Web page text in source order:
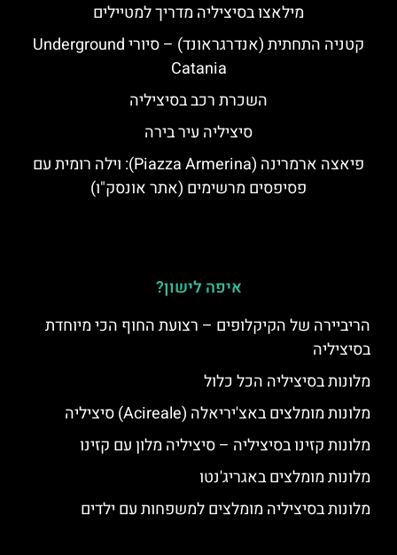
מילאצו בסיציליה מדריך למטיילים
קטניה התחתית (אנדרגראונד) – סיורי Underground
Catania
השכרת רכב בסיציליה
סיציליה עיר בירה
פיאצה ארמרינה (Piazza Armerina): וילה רומית עם
פסיפסים מרשימים (אתר אונסק"ו)
איפה לישון?
הריביירה של הקיקלופים – רצועת החוף הכי מיוחדת
בסיציליה
מלונות בסיציליה הכל כלול
מלונות מומלצים באצ'יריאלה (Acireale) סיציליה
מלונות קזינו בסיציליה – סיציליה מלון עם קזינו
מלונות מומלצים באגריג'נטו
מלונות בסיציליה מומלצים למשפחות עם ילדים